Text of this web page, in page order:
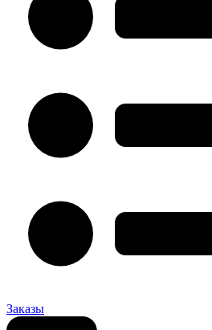
Заказы